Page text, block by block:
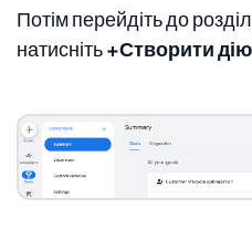
Потім перейдіть до
натисніть+Створити дію